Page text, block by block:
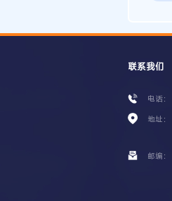
联系我们
电话：
地址：
邮编：